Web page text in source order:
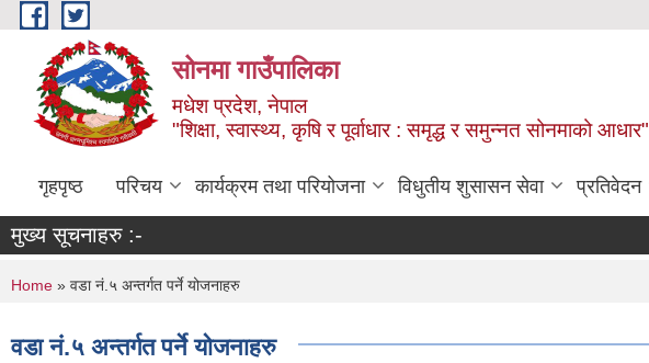
Skip to main content
सोनमा गाउँपालिका
मधेश प्रदेश, नेपाल
"शिक्षा, स्वास्थ्य, कृषि र पूर्वाधार : समृद्ध र समुन्नत सोनमाको आधार"
गृहपृष्ठ परिचय कार्यक्रम तथा परियोजना विधुतीय शुसासन सेवा प्रतिवेदन
मुख्य सूचनाहरु :-
You are here
Home » वडा नं.५ अन्तर्गत पर्ने योजनाहरु
वडा नं.५ अन्तर्गत पर्ने योजनाहरु